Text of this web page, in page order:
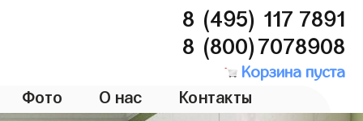
8 (495) 117 7891
8 (800)7078908
Корзина пуста
Фото
О нас Контакты